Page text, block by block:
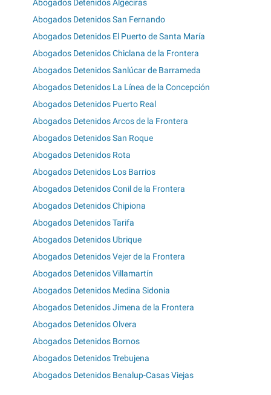
Abogados Detenidos Algeciras
Abogados Detenidos San Fernando
Abogados Detenidos El Puerto de Santa María
Abogados Detenidos Chiclana de la Frontera
Abogados Detenidos Sanlúcar de Barrameda
Abogados Detenidos La Línea de la Concepción
Abogados Detenidos Puerto Real
Abogados Detenidos Arcos de la Frontera
Abogados Detenidos San Roque
Abogados Detenidos Rota
Abogados Detenidos Los Barrios
Abogados Detenidos Conil de la Frontera
Abogados Detenidos Chipiona
Abogados Detenidos Tarifa
Abogados Detenidos Ubrique
Abogados Detenidos Vejer de la Frontera
Abogados Detenidos Villamartín
Abogados Detenidos Medina Sidonia
Abogados Detenidos Jimena de la Frontera
Abogados Detenidos Olvera
Abogados Detenidos Bornos
Abogados Detenidos Trebujena
Abogados Detenidos Benalup-Casas Viejas